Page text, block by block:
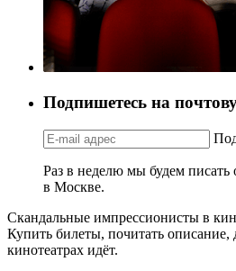
Подпишетесь на
Раз в неделю мы будем
в Москве.
Скандальные импрессионисты в
Купить билеты, почитать описание,
кинотеатрах идёт.